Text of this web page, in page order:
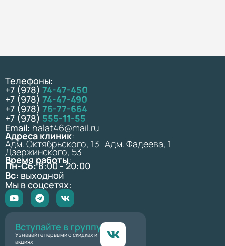
Телефоны:
+7 (978) 74-47-450
+7 (978) 74-47-490
+7 (978) 76-77-664
+7 (978) 555-11-55
Email: halat46@mail.ru
Адреса клиник:
Адм. Октябрьского, 13 Адм. Фадеева, 1
Дзержинского, 53
Время работы:
Пн-Сб:8:00 - 20:00
Вс: выходной
Мы в соцсетях:
Вступайте в группу
Узнавайте первыми о скидках и
акциях